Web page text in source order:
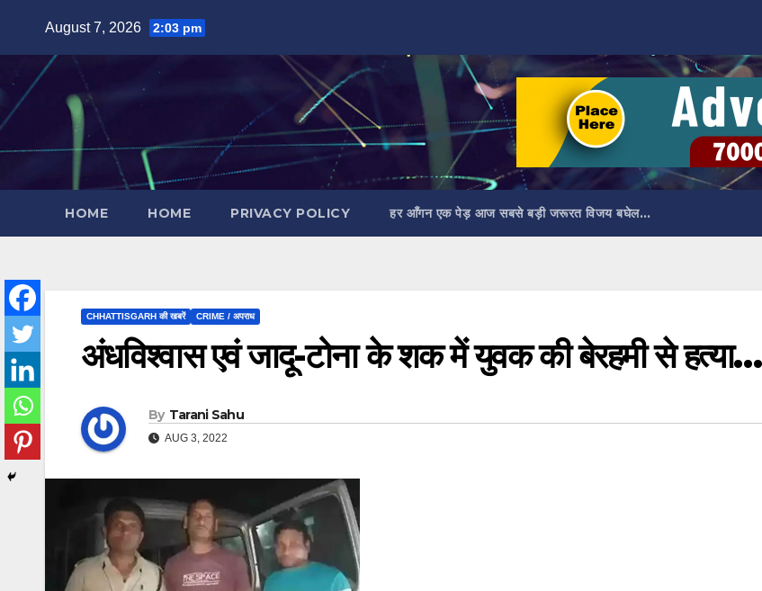
content
August 7, 2026 2:03 pm
HOME HOME PRIVACY POLICY हर आँगन एक पेड़ आज सबसे बड़ी जरूरत विजय बघेल…
CHHATTISGARH की खबरें CRIME / अपराध
अंधविश्वास एवं जादू-टोना के शक में युवक की बेरहमी से हत्या…
By Tarani Sahu
AUG 3, 2022